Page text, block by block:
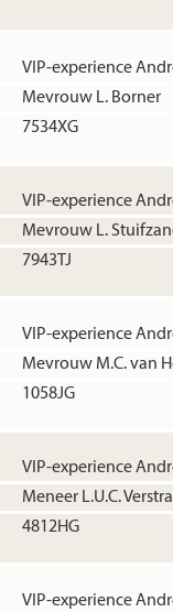
VIP-experience
Mevrouw L. Borner
7534XG
VIP-experience
Mevrouw L.
7943TJ
VIP-experience
Mevrouw M.C. van
1058JG
VIP-experience
Meneer L.U.C.
4812HG
VIP-experience